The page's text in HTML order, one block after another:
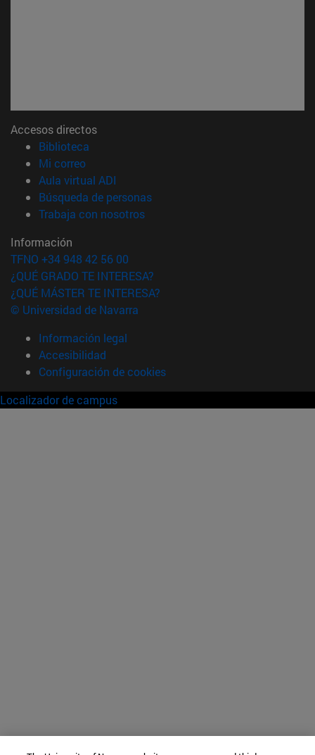
Accesos directos
Biblioteca
Mi correo(abre en nueva ventana)
Aula virtual ADI
Búsqueda de personas(abre en nueva ventana)
Trabaja con nosotros(abre en nueva ventana)
Información
TFNO +34 948 42 56 00
¿QUÉ GRADO TE INTERESA?
¿QUÉ MÁSTER TE INTERESA?
© Universidad de Navarra
Información legal
Accesibilidad
Configuración de cookies
Localizador de campus